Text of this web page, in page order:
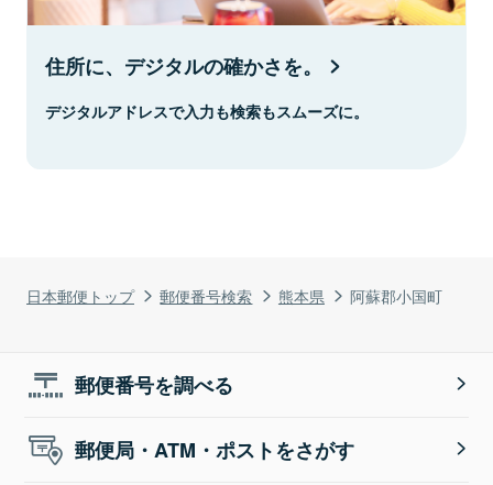
日本郵便トップ 郵便番号検索 熊本県 阿蘇郡小国町
住所に、デジタルの確かさを。
デジタルアドレスで入力も検索もスムーズに。
郵便番号を調べる
郵便局・ATM・ポストをさがす